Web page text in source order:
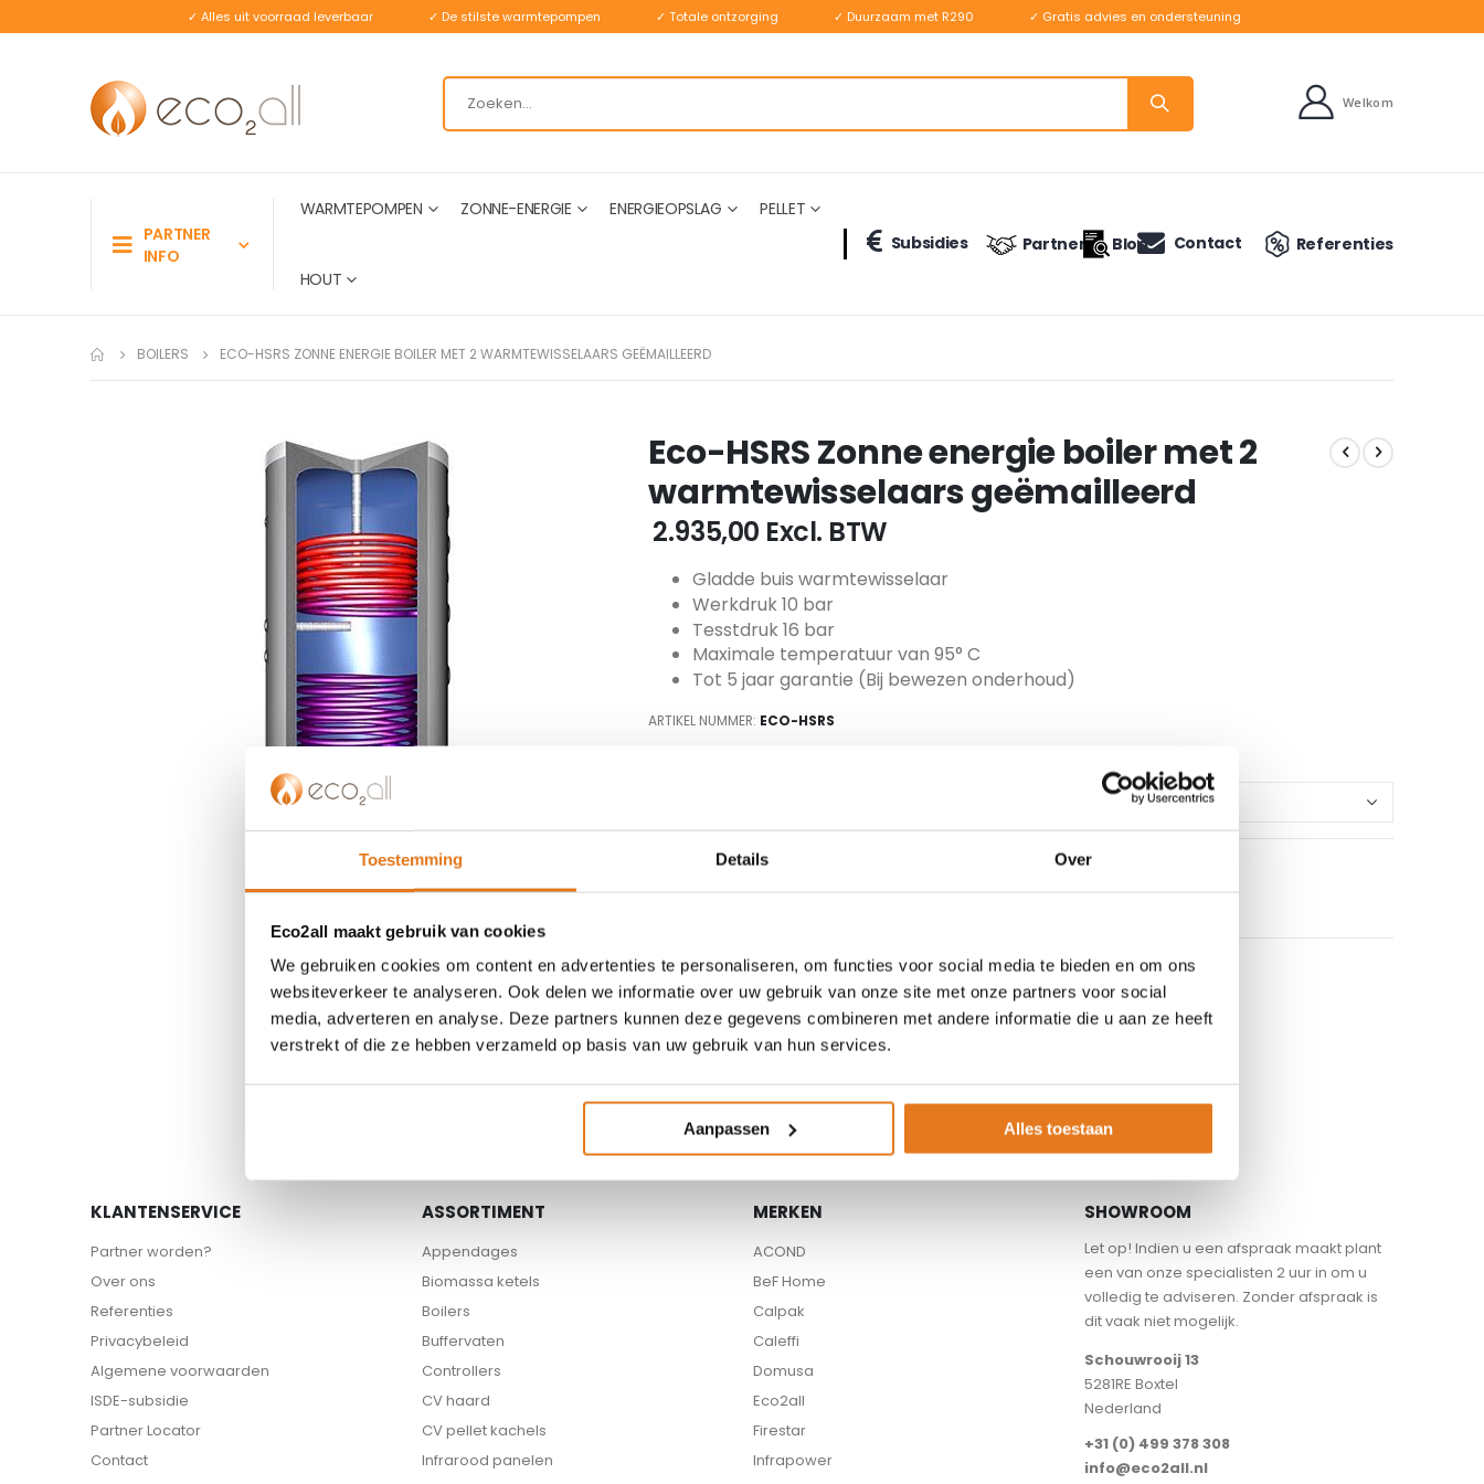
Toestemming Details Over
Eco2all maakt gebruik van cookies
We gebruiken cookies om content en advertenties te personaliseren, om functies voor social media te bieden en om ons
websiteverkeer te analyseren. Ook delen we informatie over uw gebruik van onze site met onze partners voor social
media, adverteren en analyse. Deze partners kunnen deze gegevens combineren met andere informatie die u aan ze heeft
verstrekt of die ze hebben verzameld op basis van uw gebruik van hun services.
Aanpassen Alles toestaan
✓ Alles uit voorraad leverbaar ✓ De stilste warmtepompen ✓ Totale ontzorging ✓ Duurzaam met R290 ✓ Gratis advies en ondersteuning
Welkom
PARTNER
INFO
WARMTEPOMPEN ZONNE-ENERGIE ENERGIEOPSLAG PELLET
HOUT
Subsidies Partners Blog Contact Referenties
BOILERS ECO-HSRS ZONNE ENERGIE BOILER MET 2 WARMTEWISSELAARS GEËMAILLEERD
Eco-HSRS Zonne energie boiler met 2
warmtewisselaars geëmailleerd
€ 2.935,00 Excl. BTW
Gladde buis warmtewisselaar
Werkdruk 10 bar
Tesstdruk 16 bar
Maximale temperatuur van 95° C
Tot 5 jaar garantie (Bij bewezen onderhoud)
ARTIKEL NUMMER ECO-HSRS
TOEVOEGEN
Beschikbare partners
KLANTENSERVICE
Partner worden?
Over ons
Referenties
Privacybeleid
Algemene voorwaarden
ISDE-subsidie
Partner Locator
Contact
ASSORTIMENT
Appendages
Biomassa ketels
Boilers
Buffervaten
Controllers
CV haard
CV pellet kachels
Infrarood panelen
MERKEN
ACOND
BeF Home
Calpak
Caleffi
Domusa
Eco2all
Firestar
Infrapower
SHOWROOM
Let op! Indien u een afspraak maakt plant
een van onze specialisten 2 uur in om u
volledig te adviseren. Zonder afspraak is
dit vaak niet mogelijk.
Schouwrooij 13
5281RE Boxtel
Nederland
+31 (0) 499 378 308
info@eco2all.nl